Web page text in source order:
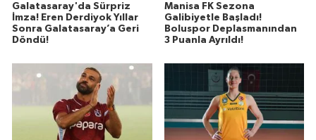
Galatasaray'da Sürpriz
İmza! Eren Derdiyok Yıllar
Sonra Galatasaray’a Geri
Döndü!
Manisa FK Sezona
Galibiyetle Başladı!
Boluspor Deplasmanından
3 Puanla Ayrıldı!